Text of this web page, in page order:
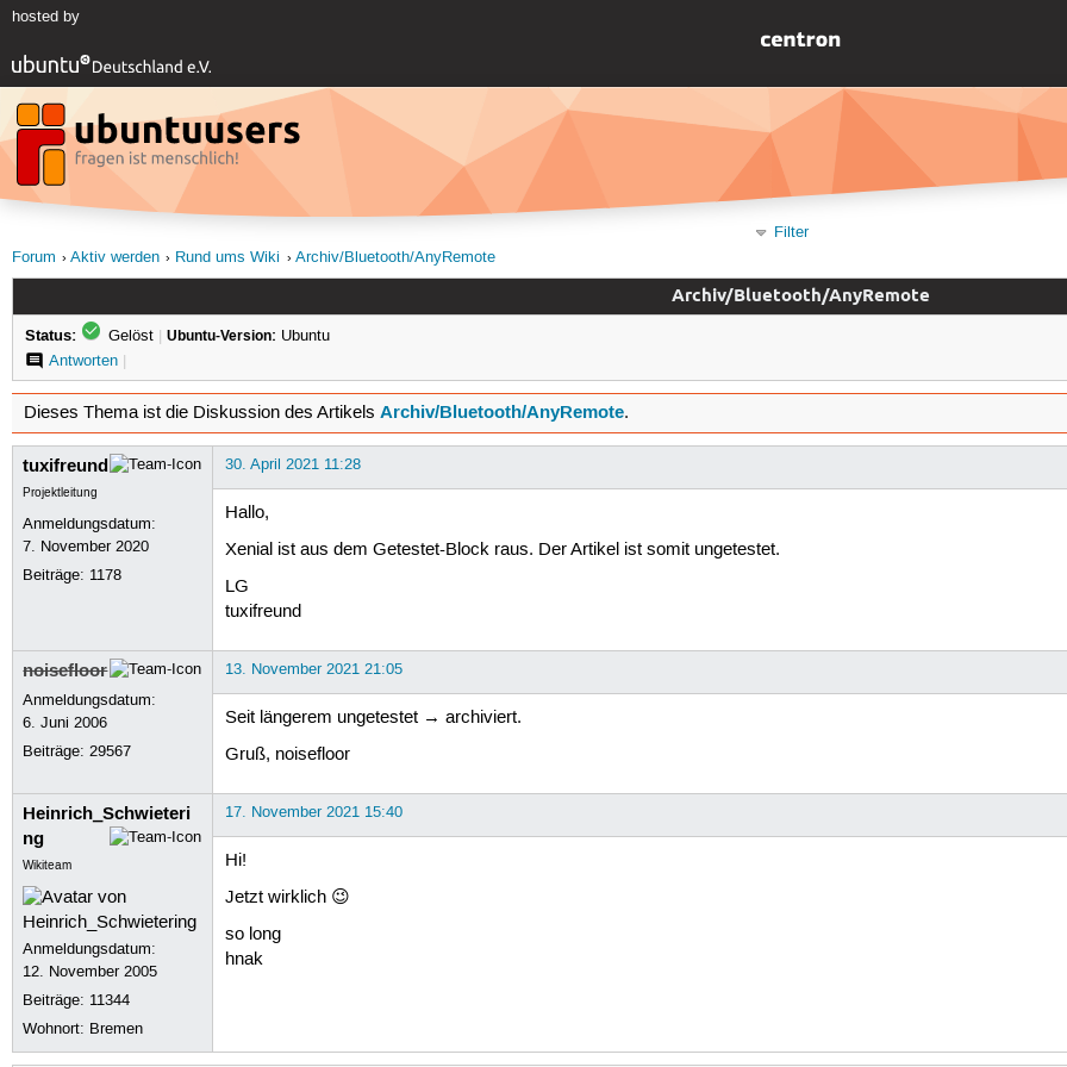
hosted by
Filter
Forum
Aktiv werden Rund ums Wiki Archiv/Bluetooth/AnyRemote
Archiv/Bluetooth/AnyRemote
Status: Gelöst | Ubuntu-Version: Ubuntu
Antworten|
Dieses Thema ist die Diskussion des Artikels Archiv/Bluetooth/AnyRemote.
tuxifreund
Projektleitung
Anmeldungsdatum:
7. November 2020
Beiträge: 1178
30. April 2021 11:28
Hallo,
Xenial ist aus dem Getestet-Block raus. Der Artikel ist somit ungetestet.
LG
tuxifreund
noisefloor
Anmeldungsdatum:
6. Juni 2006
Beiträge:29567
13. November 2021 21:05
Seit längerem ungetestet → archiviert.
Gruß, noisefloor
Heinrich_Schwieteri
ng
Wikiteam
Anmeldungsdatum:
12. November 2005
Beiträge: 11344
Wohnort: Bremen
17. November 2021 15:40
Hi!
Jetzt wirklich 😉
so long
hnak